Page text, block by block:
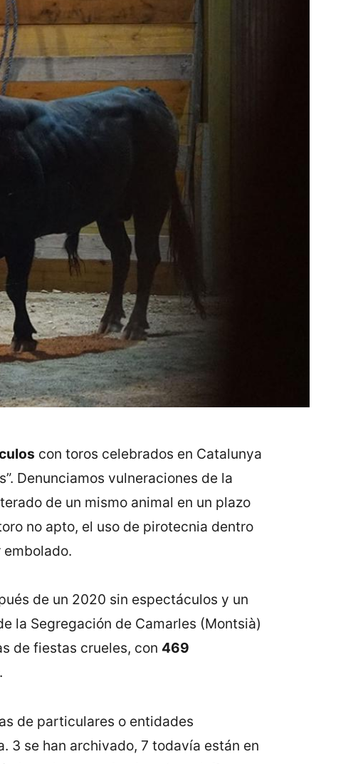
con toros celebrados en Catalunya
Denunciamos vulneraciones de la
de un mismo animal en un plazo
no apto, el uso de pirotecnia dentro
de un 2020 sin espectáculos y un
la Segregación de Camarles (Montsià)
de fiestas crueles, con 469
de particulares o entidades
3 se han archivado, 7 todavía están en